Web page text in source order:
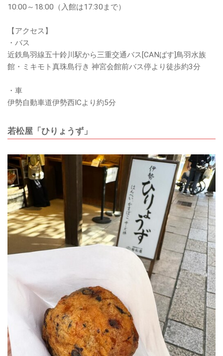
10:00～18:00（入館は17:30まで）
【アクセス】
・バス
近鉄鳥羽線五十鈴川駅から三重交通バス[CANばす]鳥羽水族
館・ミキモト真珠島行き 神宮会館前バス停より徒歩約3分
・車
伊勢自動車道伊勢西ICより約5分
若松屋「ひりょうず」